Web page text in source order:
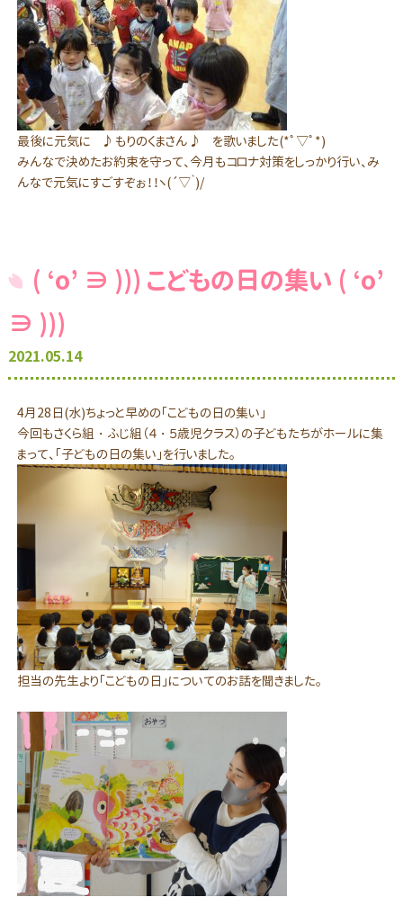
最後に元気に ♪ もりのくまさん ♪ を歌いました(*ﾟ▽ﾟ*)
みんなで決めたお約束を守って、今月もコロナ対策をしっかり行い、み
んなで元気にすごすぞぉ！！ヽ(´▽｀)/
( ‘o’ ∋ ))) こどもの日の集い ( ‘o’
∋ )))
2021.05.14
4月28日(水)ちょっと早めの「こどもの日の集い」
今回もさくら組・ふじ組（４・５歳児クラス）の子どもたちがホールに集
まって、「子どもの日の集い」を行いました。
担当の先生より「こどもの日」についてのお話を聞きました。